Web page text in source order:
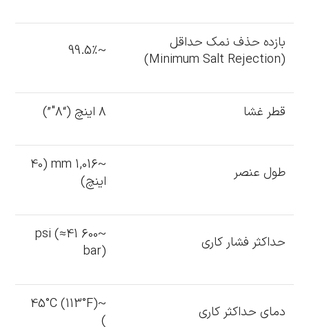
بازده حذف نمک حداقل
(Minimum Salt Rejection)
~99.5٪
قطر غشا 8 اینچ (“8″”)
طول عنصر
~1,016 mm (40
اینچ)
حداکثر فشار کاری
~600 psi (≈41
bar)
دمای حداکثر کاری
~45°C (113°F)
)